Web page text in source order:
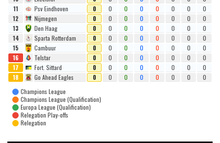
11
Psv Eindhoven 0 0 0 0 0 0 0
0
12
Nijmegen 0 0 0 0 0 0 0
0
13
Den Haag 0 0 0 0 0 0 0
0
14
Sparta Rotterdam 0 0 0 0 0 0 0
0
15
Cambuur 0 0 0 0 0 0 0
0
16
Telstar 0 0 0 0 0 0 0
0
17
Fort. Sittard 0 0 0 0 0 0 0
0
18
Go Ahead Eagles 0 0 0 0 0 0 0
0
Champions League
Champions League (Qualification)
Europa League (Qualification)
Relegation Play-offs
Relegation